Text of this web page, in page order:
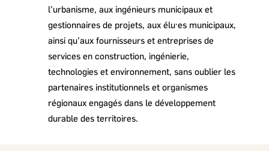
l’urbanisme, aux ingénieurs municipaux et
gestionnaires de projets, aux élu·es municipaux,
ainsi qu’aux fournisseurs et entreprises de
services en construction, ingénierie,
technologies et environnement, sans oublier les
partenaires institutionnels et organismes
régionaux engagés dans le développement
durable des territoires.